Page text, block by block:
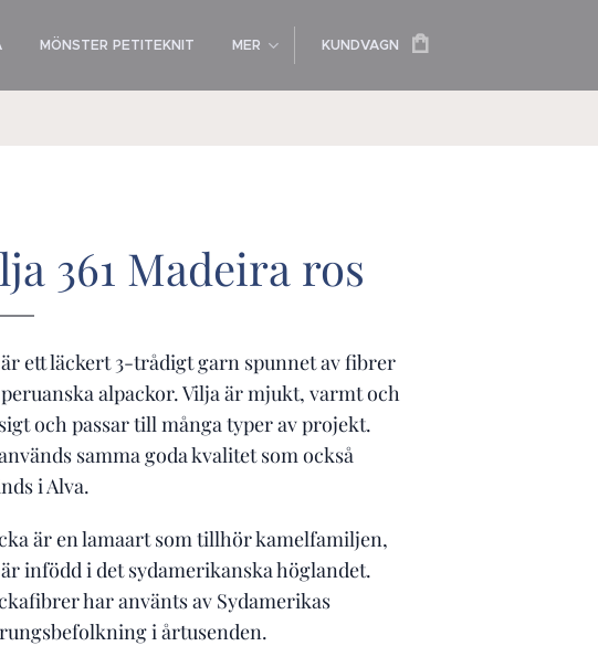
MÖNSTER PETITEKNIT MER KUNDVAGN
361 Madeira ros
ett läckert 3-trådigt garn spunnet av fibrer
alpackor. Vilja är mjukt, varmt och
och passar till många typer av projekt.
samma goda kvalitet som också
i Alva.
är en lamaart som tillhör kamelfamiljen,
infödd i det sydamerikanska höglandet.
har använts av Sydamerikas
i årtusenden.